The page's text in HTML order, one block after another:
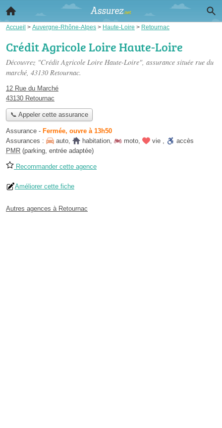
Accueil > Auvergne-Rhône-Alpes > Haute-Loire > Retournac
Crédit Agricole Loire Haute-Loire
Découvrez "Crédit Agricole Loire Haute-Loire", assurance située rue du
marché, 43130 Retournac.
12 Rue du Marché
43130 Retournac
📞 Appeler cette assurance
Assurance - Fermée, ouvre à 13h50
Assurances :
auto, habitation, moto, vie ,
accès
PMR (parking, entrée adaptée)
Recommander cette agence
Améliorer cette fiche
Autres agences à Retournac